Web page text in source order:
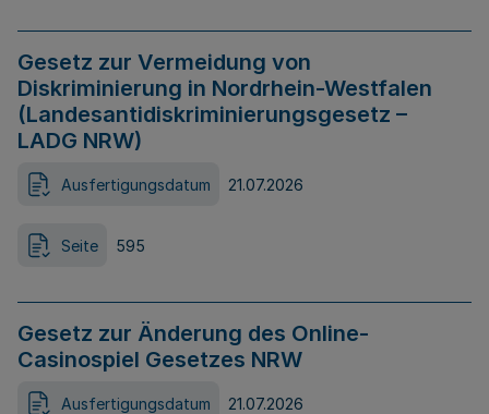
Gesetz zur Vermeidung von
Diskriminierung in Nordrhein-Westfalen
(Landesantidiskriminierungsgesetz –
LADG NRW)
Ausfertigungsdatum 21.07.2026
Seite 595
Gesetz zur Änderung des Online-
Casinospiel Gesetzes NRW
Ausfertigungsdatum 21.07.2026